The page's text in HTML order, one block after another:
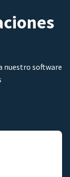
nuestro software